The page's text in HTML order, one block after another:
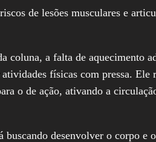
de lesões musculares e
a falta de aquecimento
físicas com pressa.
o de ação, ativando a
desenvolver o corpo e